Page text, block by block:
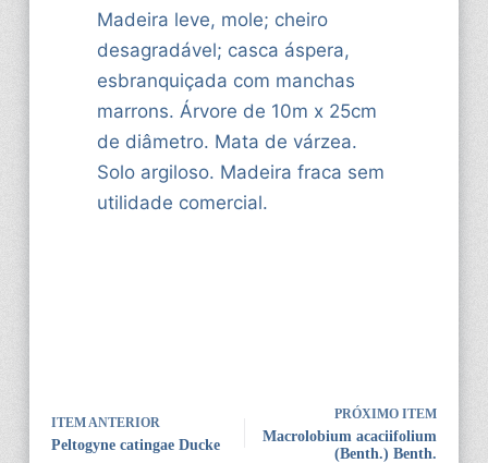
Madeira leve, mole; cheiro
desagradável; casca áspera,
esbranquiçada com manchas
marrons. Árvore de 10m x 25cm
de diâmetro. Mata de várzea.
Solo argiloso. Madeira fraca sem
utilidade comercial.
ITEM ANTERIOR
Peltogyne catingae Ducke
PRÓXIMO ITEM
Macrolobium acaciifolium
(Benth.) Benth.